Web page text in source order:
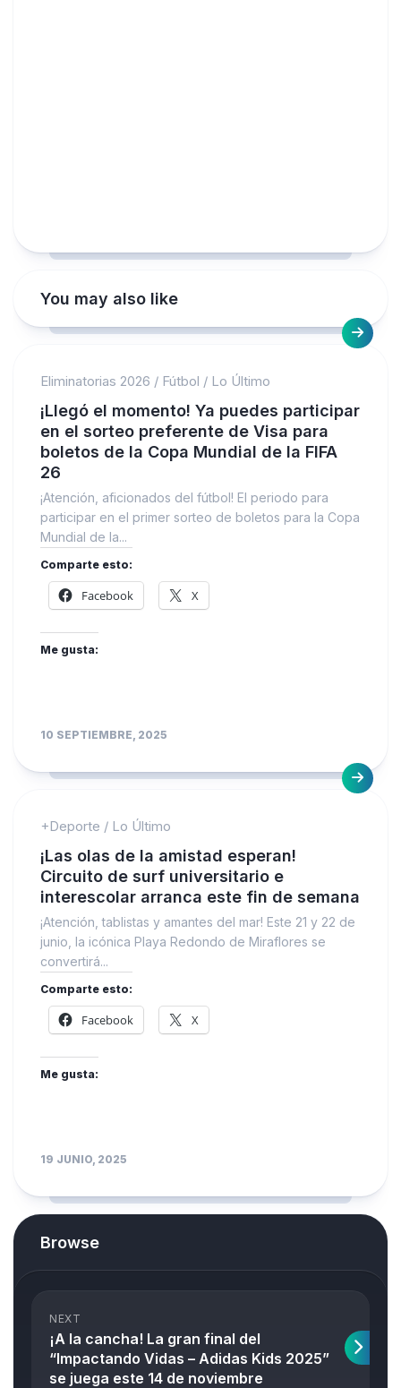
You may also like
Eliminatorias 2026 / Fútbol / Lo Último
¡Llegó el momento! Ya puedes participar
en el sorteo preferente de Visa para
boletos de la Copa Mundial de la FIFA
26
¡Atención, aficionados del fútbol! El periodo para
participar en el primer sorteo de boletos para la Copa
Mundial de la...
Comparte esto:
Facebook X
Me gusta:
10 SEPTIEMBRE, 2025
+Deporte / Lo Último
¡Las olas de la amistad esperan!
Circuito de surf universitario e
interescolar arranca este fin de semana
¡Atención, tablistas y amantes del mar! Este 21 y 22 de
junio, la icónica Playa Redondo de Miraflores se
convertirá...
Comparte esto:
Facebook X
Me gusta:
19 JUNIO, 2025
Browse
NEXT
¡A la cancha! La gran final del
“Impactando Vidas – Adidas Kids 2025”
se juega este 14 de noviembre